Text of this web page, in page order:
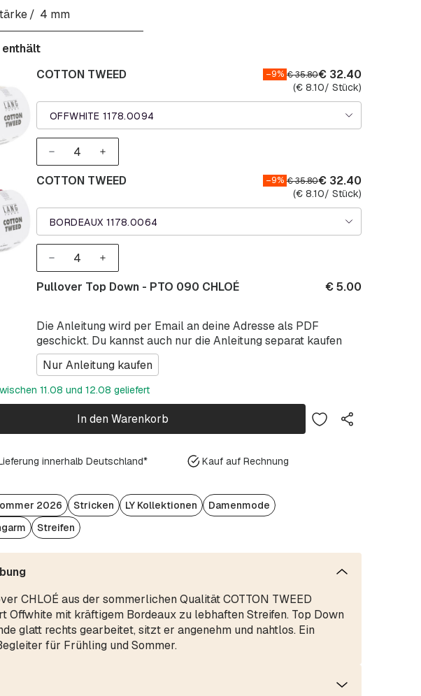
4 mm
enthält
OFFWHITE 1178.0094
COTTON TWEED –9% €35.80€32.40
(€8.10/ Stück)
BORDEAUX 1178.0064
COTTON TWEED –9% €35.80€32.40
(€8.10/ Stück)
Die Anleitung wird per Email an deine Adresse als PDF
geschickt. Du kannst auch nur die Anleitung separat kaufen
Nur Anleitung kaufen
Pullover Top Down - PTO 090 CHLOÉ €5.00
11.08 und 12.08 geliefert
In den Warenkorb
innerhalb Deutschland* Kauf auf Rechnung
2026 Stricken LY Kollektionen
Damenmode
Streifen
CHLOÉ aus der sommerlichen Qualität COTTON TWEED
Offwhite mit kräftigem Bordeaux zu lebhaften Streifen. Top Down
glatt rechts gearbeitet, sitzt er angenehm und nahtlos. Ein
für Frühling und Sommer.